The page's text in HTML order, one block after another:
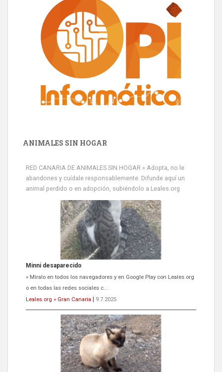
ANIMALES SIN HOGAR
RED CANARIA DE ANIMALES SIN HOGAR » Adopta, no le
abandones y cuídale responsablemente. Difunde aquí un
animal perdido o en adopción, subiéndolo a Leales.org
Siami Perdida
Se llama Siami,es hembra de 4 años,esterilizada con marca de
oreja,cariñosa,mimosa pero miedosa,e...
Leales.org » Gran Canaria
9.7.2025